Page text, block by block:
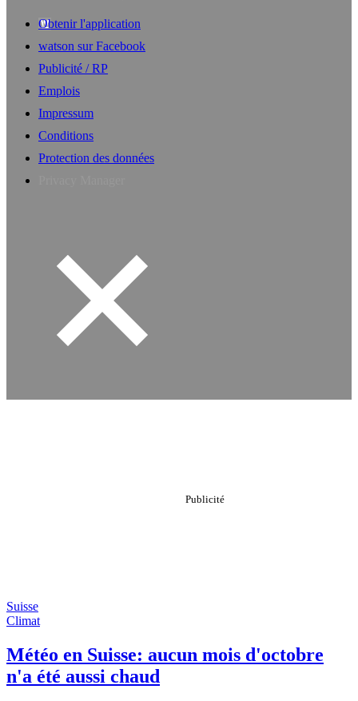
Obtenir l'application
watson sur Facebook
Publicité / RP
Emplois
Impressum
Conditions
Protection des données
Suisse
Climat
Météo en Suisse: aucun mois d'octobre
n'a été aussi chaud